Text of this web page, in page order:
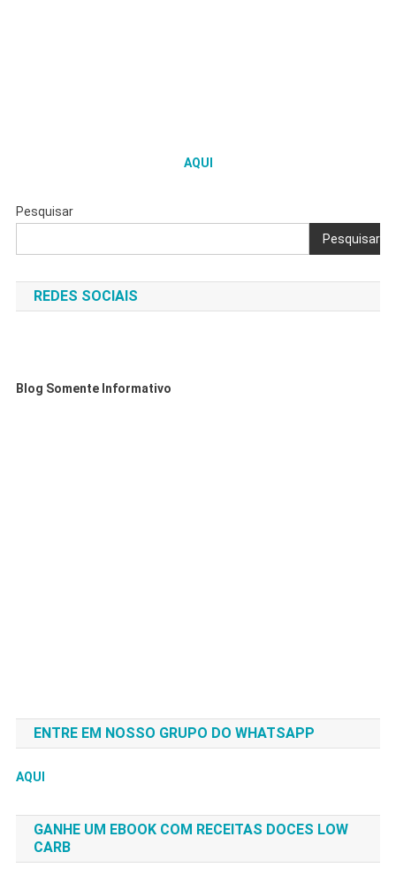
AQUI
Pesquisar
Pesquisar
REDES SOCIAIS
Blog Somente Informativo
ENTRE EM NOSSO GRUPO DO WHATSAPP
AQUI
GANHE UM EBOOK COM RECEITAS DOCES LOW
CARB